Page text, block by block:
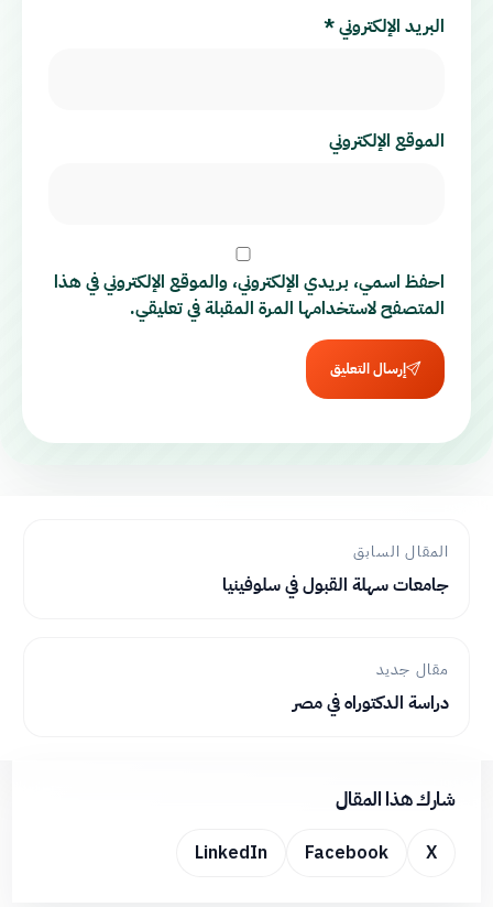
البريد الإلكتروني*
الموقع الإلكتروني
احفظ اسمي، بريدي الإلكتروني، والموقع الإلكتروني في هذا
المتصفح لاستخدامها المرة المقبلة في تعليقي.
إرسال التعليق
المقال السابق
جامعات سهلة القبول في سلوفينيا
مقال جديد
دراسة الدكتوراه في مصر
شارك هذا المقال
X
Facebook
LinkedIn